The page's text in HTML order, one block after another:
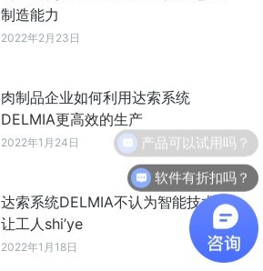
制造能力
2022年2月23日
肉制品企业如何利用达索系统
DELMIA更高效的生产
2022年1月24日
达索系统DELMIA不认为智能技术会
让工人shi’ye
2022年1月18日
软件有折扣吗？